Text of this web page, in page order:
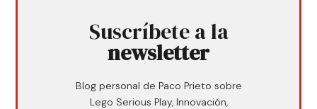
Suscríbete a la
newsletter
Blog personal de Paco Prieto sobre
Lego Serious Play, Innovación,